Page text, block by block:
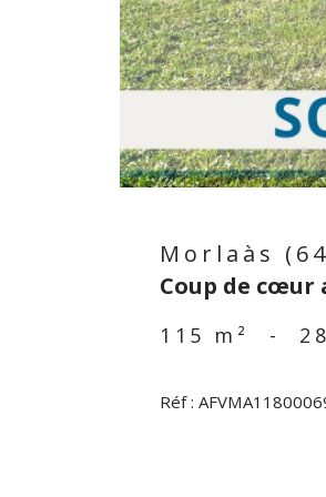
Morlaàs
Coup de cœur
115 m² -
Réf :